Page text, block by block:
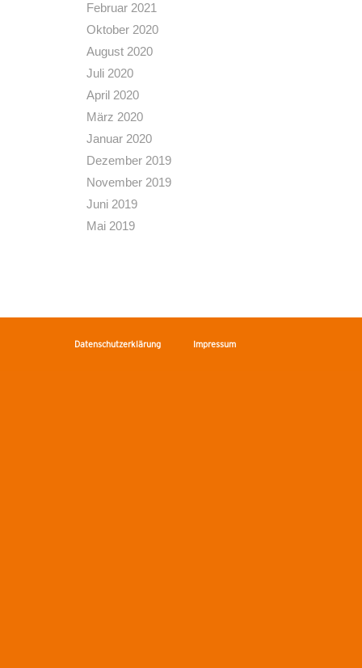
Februar 2021
Oktober 2020
August 2020
Juli 2020
April 2020
März 2020
Januar 2020
Dezember 2019
November 2019
Juni 2019
Mai 2019
Datenschutzerklärung Impressum